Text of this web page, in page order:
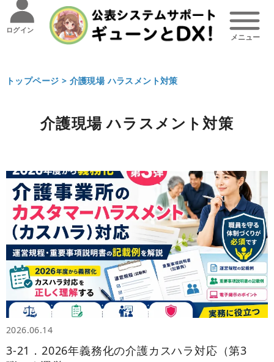
ログイン
トップページ > 介護現場 ハラスメント対策
介護現場 ハラスメント対策
2026.06.14
3‑21．2026年義務化の介護カスハラ対応（第3